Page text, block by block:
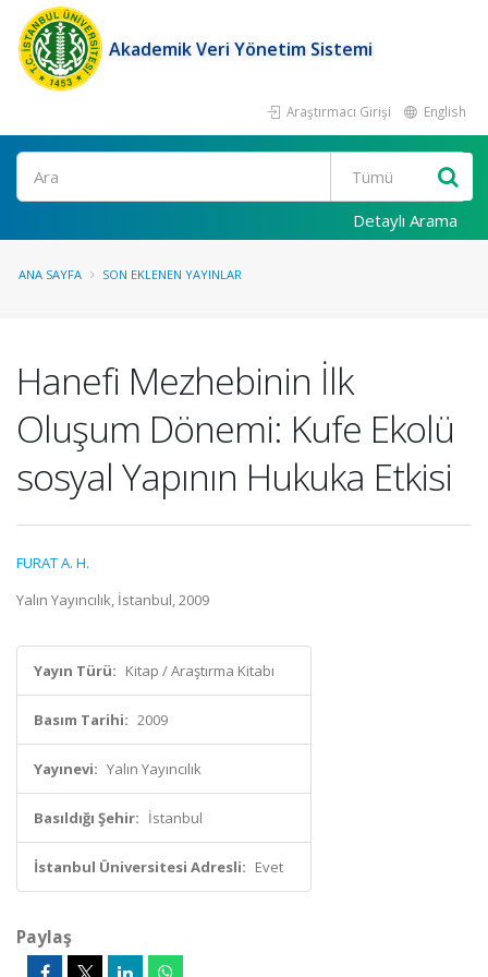
Akademik Veri Yönetim Sistemi
Araştırmacı Girişi English
Ara
Detaylı Arama
ANA SAYFA SON EKLENEN YAYINLAR
Hanefi Mezhebinin İlk
Oluşum Dönemi: Kufe Ekolü
sosyal Yapının Hukuka Etkisi
FURAT A. H.
Yalın Yayıncılık, İstanbul, 2009
Yayın Türü: Kitap / Araştırma Kitabı
Basım Tarihi: 2009
Yayınevi: Yalın Yayıncılık
Basıldığı Şehir: İstanbul
İstanbul Üniversitesi Adresli: Evet
Paylaş